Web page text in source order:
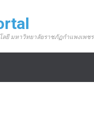
ยี มหาวิทยาลัยราชภัฏกำแพงเพชร